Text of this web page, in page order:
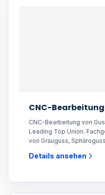
CNC-
CNC-Bearbeitung von
Leading Top Union.
von Grauguss,
Details ansehen